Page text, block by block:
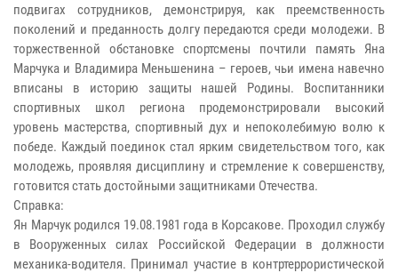
подвигах сотрудников, демонстрируя, как преемственность
поколений и преданность долгу передаются среди молодежи. В
торжественной обстановке спортсмены почтили память Яна
Марчука и Владимира Меньшенина – героев, чьи имена навечно
вписаны в историю защиты нашей Родины. Воспитанники
спортивных школ региона продемонстрировали высокий
уровень мастерства, спортивный дух и непоколебимую волю к
победе. Каждый поединок стал ярким свидетельством того, как
молодежь, проявляя дисциплину и стремление к совершенству,
готовится стать достойными защитниками Отечества.
Справка:
Ян Марчук родился 19.08.1981 года в Корсакове. Проходил службу
в Вооруженных силах Российской Федерации в должности
механика-водителя. Принимал участие в контртеррористической